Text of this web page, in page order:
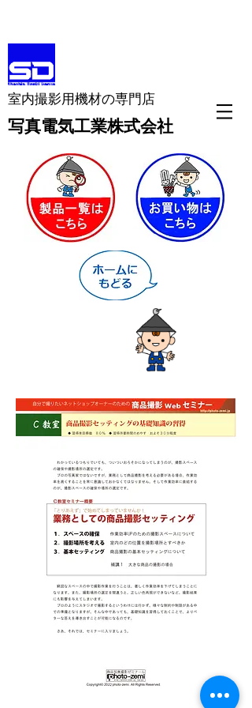
室内撮影用機材の専門店
​写真電気工業株式会社